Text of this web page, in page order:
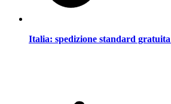
Italia: spedizione standard gratuita